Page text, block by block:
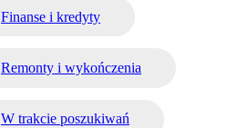
Finanse i kredyty
Remonty i wykończenia
W trakcie poszukiwań